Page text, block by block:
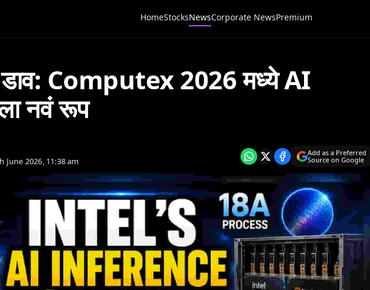
HomeStocksNewsCorporate NewsPremium
Computex 2026 मध्ये AI
नवं रूप
June 2026, 11:38 am
Add as a Preferred
Source on Google